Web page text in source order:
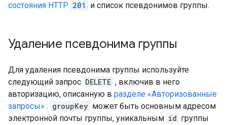
состояния HTTP 201 и список псевдонимов группы.
Удаление псевдонима группы
Для удаления псевдонима группы используйте
следующий запрос DELETE , включив в него
авторизацию, описанную в разделе «Авторизованные
запросы» . groupKey может быть основным адресом
электронной почты группы, уникальным id группы